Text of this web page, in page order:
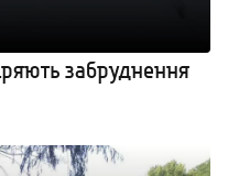
забруднення